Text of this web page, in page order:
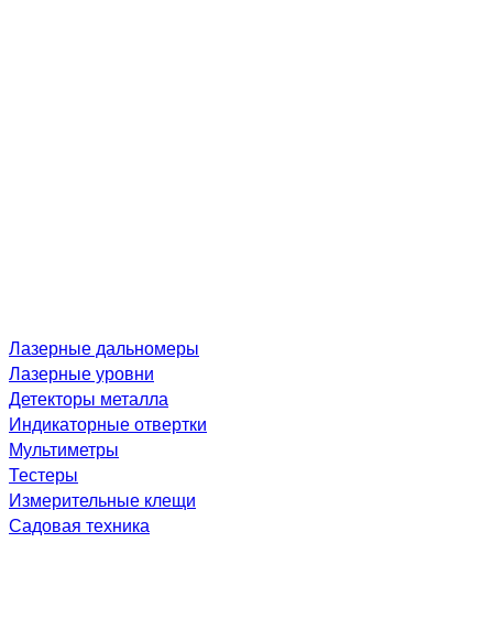
Лазерные дальномеры
Лазерные уровни
Детекторы металла
Индикаторные отвертки
Мультиметры
Тестеры
Измерительные клещи
Садовая техника